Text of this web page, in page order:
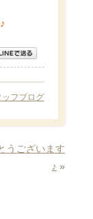
ッフブログ
うございます
♪ »